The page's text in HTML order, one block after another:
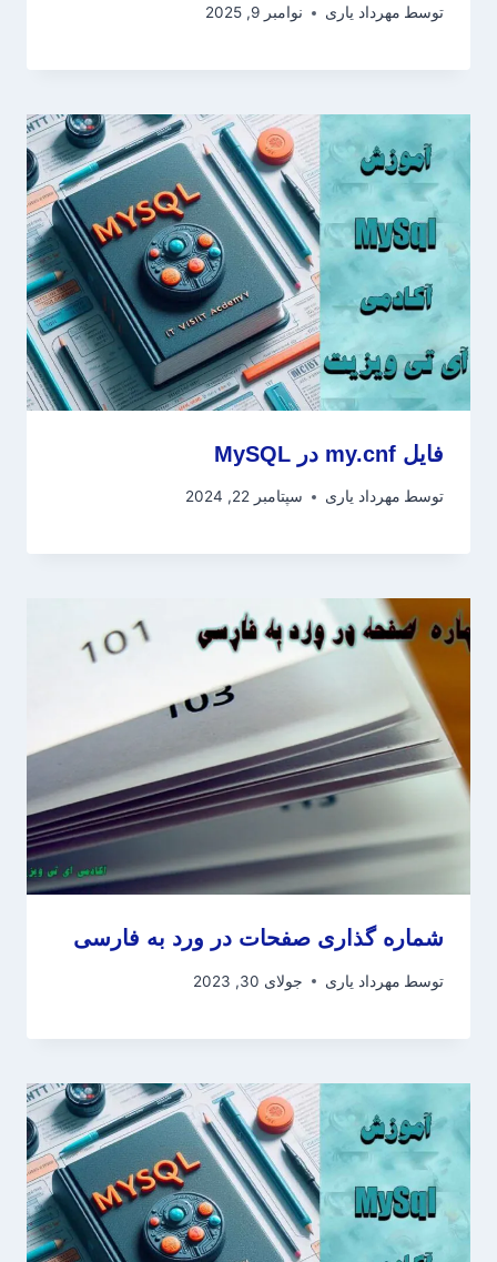
توسط مهرداد یاری نوامبر 9, 2025
فایل my.cnf در MySQL
توسط مهرداد یاری سپتامبر 22, 2024
شماره گذاری صفحات در ورد به فارسی
توسط مهرداد یاری جولای 30, 2023